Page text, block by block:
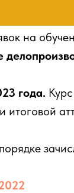
на
года.
итоговой